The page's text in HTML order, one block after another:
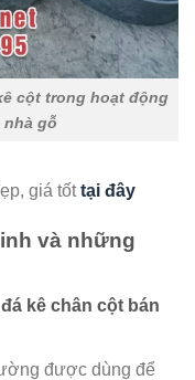
cột trong hoạt động
nhà gỗ
giá tốttại đây
và những
kê chân cột bán
được dùng để